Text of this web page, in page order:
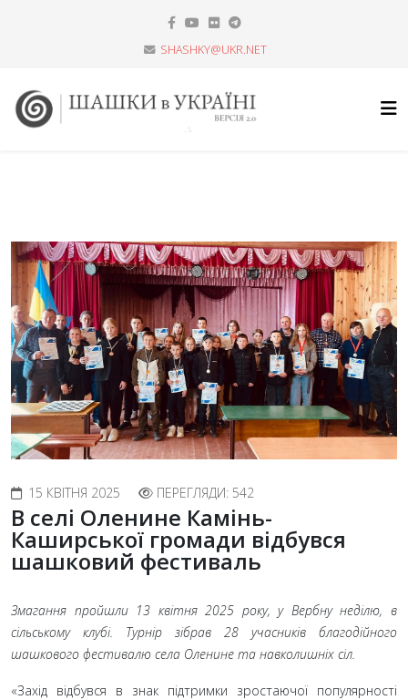
SHASHKY@UKR.NET
15 КВІТНЯ 2025 ПЕРЕГЛЯДИ: 542
В селі Оленине Камінь-
Каширської громади відбувся
шашковий фестиваль
Змагання пройшли 13 квітня 2025 року, у Вербну неділю, в
сільському клубі. Турнір зібрав 28
учасників благодійного
шашкового фестивалю села Оленине та навколишніх сіл.
«Захід відбувся в знак підтримки зростаючої популярності